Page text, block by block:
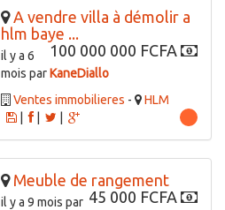
A vendre villa à démolir a
hlm baye ...
100 000 000 FCFA
il y a 6
mois parKaneDiallo
Ventes immobilieres -
HLM
|
Meuble de rangement
45 000 FCFA
il y a 9 mois par